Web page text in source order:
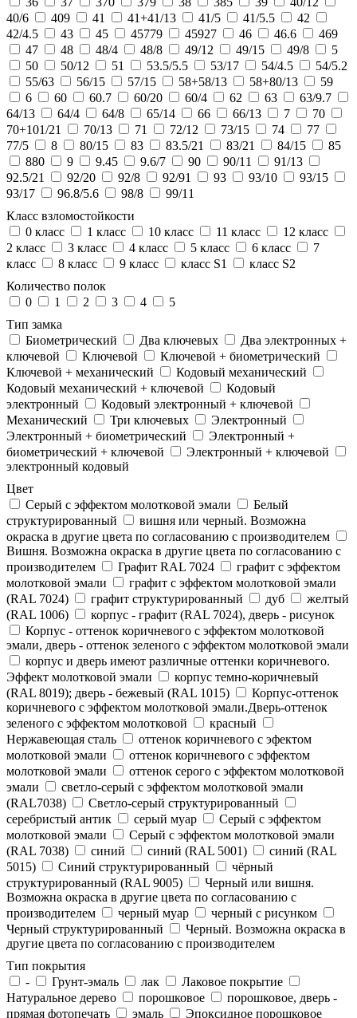
40/6
409 41 41+41/13 41/5 41/5.5
42
42/4.5
43 45 45779 45927 46 46.6
469
47
48 48/4 48/8 49/12 49/15 49/8
5
50
50/12 51 53.5/5.5 53/17 54/4.5
54/5.2
55/63
56/15 57/15 58+58/13 58+80/13
59
6
60 60.7 60/20 60/4 62 63
63/9.7
64/13
64/4 64/8 65/14 66 66/13 7
70
70+101/21
70/13 71 72/12 73/15 74
77
77/5
8 80/15 83 83.5/21 83/21 84/15
85
880
9 9.45 9.6/7 90 90/11
91/13
92.5/21
92/20 92/8 92/91 93 93/10
93/15
93/17
96.8/5.6 98/8
99/11
Класс взломостойкости
0 класс
1 класс 10 класс 11 класс
12 класс
2 класс
3 класс 4 класс 5 класс 6 класс
7
класс
8 класс 9 класс класс S1
класс S2
Количество полок
0
1 2 3 4
5
Тип замка
Биометрический
Два ключевых
Два электронныx +
ключевой
Ключевой
Ключевой + биометрический
Ключевой + механический
Кодовый механический
Кодовый механический + ключевой
Кодовый
электронный
Кодовый электронный + ключевой
Механический
Три ключевых
Электронный
Электронный + биометрический
Электронный +
биометрический + ключевой
Электронный + ключевой
электронный кодовый
Цвет
Cерый с эффектом молотковой эмали
Белый
структурированный
вишня или черный. Возможна
окраска в другие цвета по согласованию с производителем
Вишня. Возможна окраска в другие цвета по согласованию с
производителем
Графит RAL 7024
графит с эффектом
молотковой эмали
графит с эффектом молотковой эмали
(RAL 7024)
графит структурированный дуб
желтый
(RAL 1006)
корпус - графит (RAL 7024), дверь - рисунок
Корпус - оттенок коричневого с эффектом молотковой
эмали, дверь - оттенок зеленого с эффектом молотковой эмали
корпус и дверь имеют различные оттенки коричневого.
Эффект молотковой эмали
корпус темно-коричневый
(RAL 8019); дверь - бежевый (RAL 1015)
Корпус-оттенок
коричневого с эффектом молотковой эмали.Дверь-оттенок
зеленого с эффектом молотковой
красный
Нержавеющая сталь
оттенок коричневого с эфектом
молотковой эмали
оттенок коричневого с эффектом
молотковой эмали
оттенок серого с эффектом молотковой
эмали
светло-серый с эффектом молотковой эмали
(RAL7038)
Светло-серый структурированный
серебристый антик
серый муар
Серый с эффектом
молотковой эмали
Серый с эффектом молотковой эмали
(RAL 7038)
синий синий (RAL 5001)
синий (RAL
5015)
Синий структурированный
чёрный
структурированный (RAL 9005)
Черный или вишня.
Возможна окраска в другие цвета по согласованию с
производителем
черный муар
черный с рисунком
Черный структурированный
Черный. Возможна окраска в
другие цвета по согласованию с производителем
Тип покрытия
-
Грунт-эмаль лак
Лаковое покрытие
Натуральное дерево
порошковое
порошковое, дверь -
прямая фотопечать
эмаль Эпоксидное порошковое